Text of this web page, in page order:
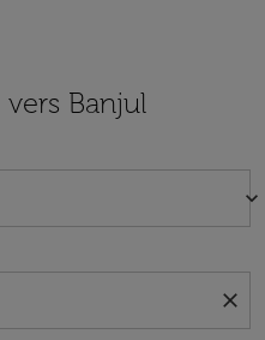
Banjul
keyboard_arrow_down
close